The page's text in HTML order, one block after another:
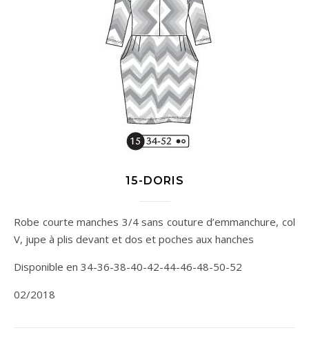
15-DORIS
Robe courte manches 3/4 sans couture d’emmanchure, col
V, jupe à plis devant et dos et poches aux hanches
Disponible en 34-36-38-40-42-44-46-48-50-52
02/2018